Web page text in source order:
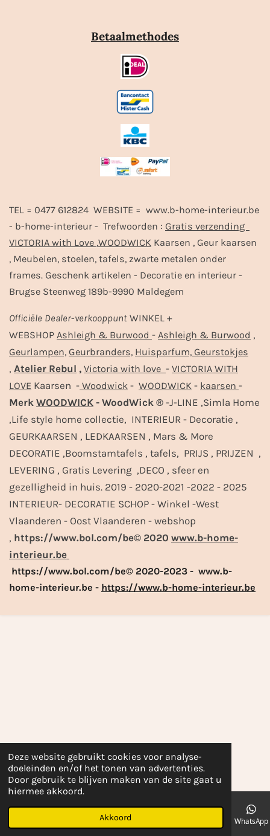
Deze website gebruikt cookies voor analyse-
doeleinden en/of het tonen van advertenties.
Door gebruik te blijven maken van de site gaat u
hiermee akkoord.
Akkoord
Betaalmethodes
TEL = 0477 612824 WEBSITE = www.b-home-interieur.be
- b-home-interieur - Trefwoorden : Gratis verzending
VICTORIA with Love ,WOODWICK Kaarsen , Geur kaarsen
, Meubelen, stoelen, tafels, zwarte metalen onder
frames. Geschenk artikelen - Decoratie en interieur -
Brugse Steenweg 189b-9990 Maldegem
Officiële Dealer-verkooppunt WINKEL +
WEBSHOP Ashleigh & Burwood - Ashleigh & Burwood ,
Geurlampen, Geurbranders, Huisparfum, Geurstokjes
, Atelier Rebul , Victoria with love - VICTORIA WITH
LOVE Kaarsen - Woodwick - WOODWICK - kaarsen -
Merk WOODWICK - WoodWick ® -J-LINE ,Simla Home
,Life style home collectie, INTERIEUR - Decoratie ,
GEURKAARSEN , LEDKAARSEN , Mars & More
DECORATIE ,Boomstamtafels , tafels, PRIJS , PRIJZEN ,
LEVERING , Gratis Levering ,DECO , sfeer en
gezelligheid in huis. 2019 - 2020-2021 -2022 - 2025
INTERIEUR- DECORATIE SCHOP - Winkel -West
Vlaanderen - Oost Vlaanderen - webshop
, https://www.bol.com/be© 2020 www.b-home-
interieur.be
https://www.bol.com/be© 2020-2023 - www.b-
home-interieur.be - https://www.b-home-interieur.be
Telefoonnummer WhatsApp